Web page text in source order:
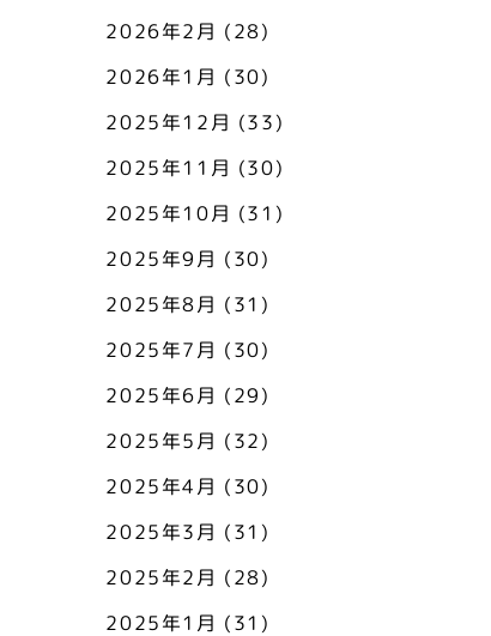
2026年2月 (28)
2026年1月 (30)
2025年12月 (33)
2025年11月 (30)
2025年10月 (31)
2025年9月 (30)
2025年8月 (31)
2025年7月 (30)
2025年6月 (29)
2025年5月 (32)
2025年4月 (30)
2025年3月 (31)
2025年2月 (28)
2025年1月 (31)